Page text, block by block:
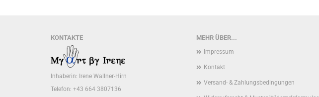
MEHR ÜBER...
Impressum
Kontakt
Versand- & Zahlungsbedingungen
KONTAKTE
Inhaberin: Irene Wallner-Hirn
Telefon: +43 664 3807136